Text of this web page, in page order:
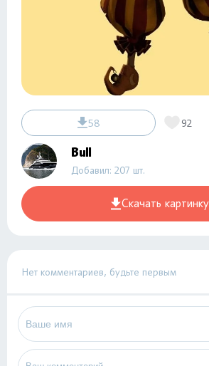
58 92
Bull
Добавил: 207 шт.
Скачать картинку
Нет комментариев, будьте первым